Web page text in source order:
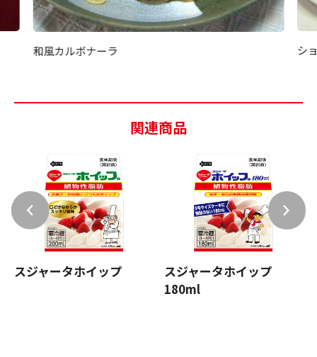
和風カルボナーラ シ
関連商品
スジャータホイップ
スジャータホイップ
180ml